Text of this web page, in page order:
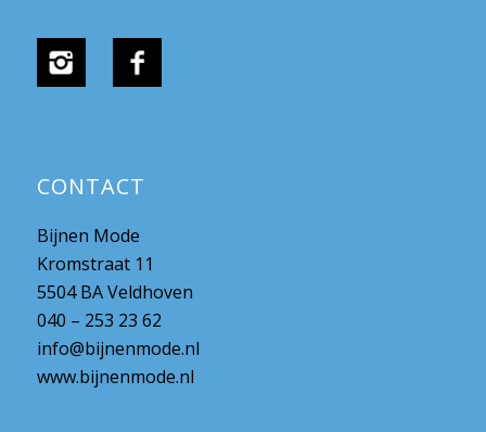
CONTACT
Bijnen Mode
Kromstraat 11
5504 BA Veldhoven
040 – 253 23 62
info@bijnenmode.nl
www.bijnenmode.nl